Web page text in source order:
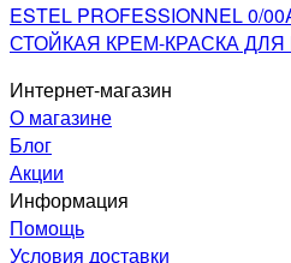
ESTEL PROFESSIONNEL 0/
СТОЙКАЯ КРЕМ-КРАСКА ДЛЯ
Интернет-магазин
О магазине
Блог
Акции
Информация
Помощь
Условия доставки